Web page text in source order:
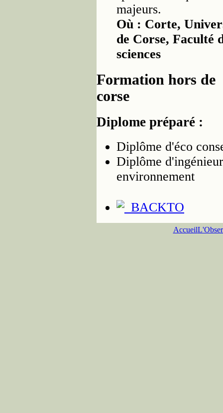
majeurs.
Où : Corte,
de Corse, Faculté
sciences
Formation hors de
corse
Diplome préparé :
Diplôme d'éco
Diplôme
environnement
Accueil